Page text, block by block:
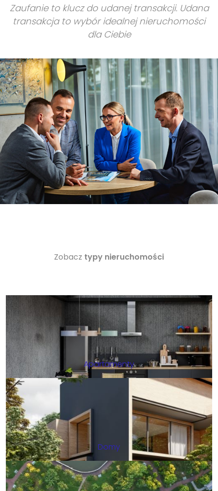
Zaufanie to klucz do udanej transakcji. Udana
transakcja to wybór idealnej nieruchomości
dla Ciebie
Zobacz typy nieruchomości
Apartamenty
Domy